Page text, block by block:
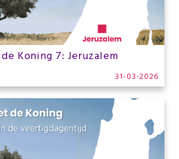
Koning 7: Jeruzalem
31-03-2026